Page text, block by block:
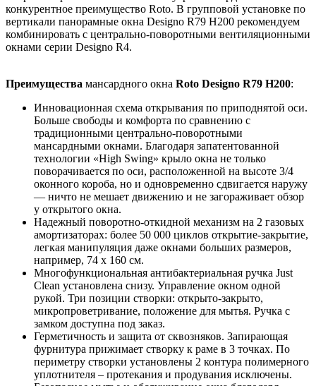
конкурентное преимущество Roto. В групповой установке по
вертикали панорамные окна Designo R79 H200 рекомендуем
комбинировать с центрально-поворотными вентиляционными
окнами серии Designo R4.
Преимущества мансардного окна Roto Designo R79 H200:
Инновационная схема открывания по приподнятой оси.
Больше свободы и комфорта по сравнению с
традиционными центрально-поворотными
мансардными окнами. Благодаря запатентованной
технологии «High Swing» крыло окна не только
поворачивается по оси, расположенной на высоте 3/4
оконного короба, но и одновременно сдвигается наружу
— ничто не мешает движению и не загораживает обзор
у открытого окна.
Надежный поворотно-откидной механизм на 2 газовых
амортизаторах: более 50 000 циклов открытие-закрытие,
легкая манипуляция даже окнами больших размеров,
например, 74 х 160 см.
Многофункциональная антибактериальная ручка Just
Clean установлена снизу. Управление окном одной
рукой. Три позиции створки: открыто-закрыто,
микропроветривание, положение для мытья. Ручка с
замком доступна под заказ.
Герметичность и защита от сквозняков. Запирающая
фурнитура прижимает створку к раме в 3 точках. По
периметру створки установлены 2 контура полимерного
уплотнителя – протекания и продувания исключены.